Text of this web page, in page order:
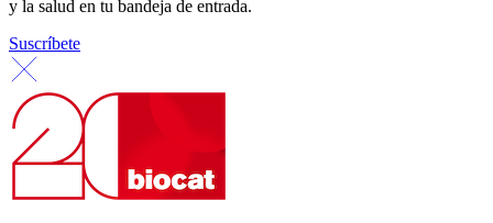
y la salud en tu bandeja de entrada.
Suscríbete